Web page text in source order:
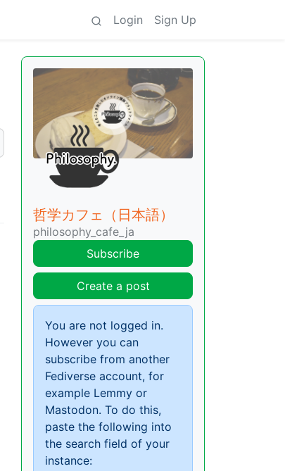
Login Sign Up
哲学カフェ（日本語）
philosophy_cafe_ja
Subscribe
Create a post
You are not logged in.
However you can
subscribe from another
Fediverse account, for
example Lemmy or
Mastodon. To do this,
paste the following into
the search field of your
instance: